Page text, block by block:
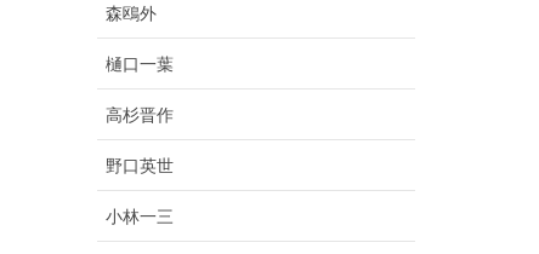
森鴎外
樋口一葉
高杉晋作
野口英世
小林一三